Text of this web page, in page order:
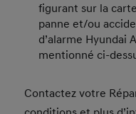
figurant sur la
panne et/ou
d’alarme Hyundai
mentionné ci-
Contactez votre